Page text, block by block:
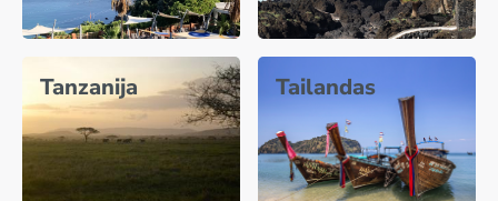
Tanzanija Tailandas